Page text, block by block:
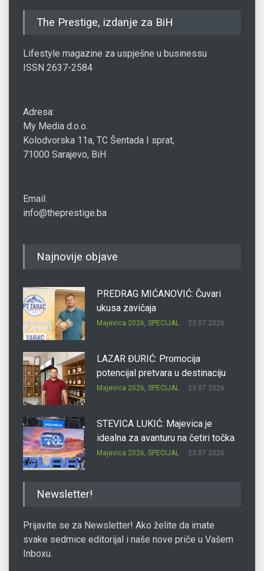
The Prestige, izdanje za BiH
Lifestyle magazine za uspješne u businessu
ISSN 2637-2584
Adresa:
My Media d.o.o.
Kolodvorska 11a, TC Šentada I sprat,
71000 Sarajevo, BiH
Email:
info@theprestige.ba
Najnovije objave
PREDRAG MIĆANOVIĆ: Čuvari
ukusa zavičaja
Majevica 2026, SPECIJAL 23.07.2026.
LAZAR ĐURIĆ: Promocija
potencijal pretvara u destinaciju
Majevica 2026, SPECIJAL 23.07.2026.
STEVICA LUKIĆ: Majevica je
idealna za avanturu na četiri točka
Majevica 2026, SPECIJAL 23.07.2026.
Newsletter!
Prijavite se za Newsletter! Ako želite da imate
svake sedmice editorijal i naše nove priče u Vašem
Inboxu.